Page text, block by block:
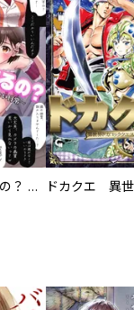
え、ここでするの？ アイドルのファンが知らない日常